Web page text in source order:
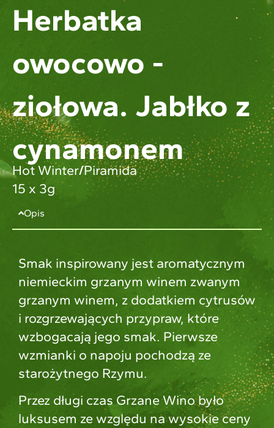
Herbatka
owocowo -
ziołowa. Jabłko z
cynamonem
Hot Winter/Piramida
15 x 3g
Opis
Smak inspirowany jest aromatycznym
niemieckim grzanym winem zwanym
grzanym winem, z dodatkiem cytrusów
i rozgrzewających przypraw, które
wzbogacają jego smak. Pierwsze
wzmianki o napoju pochodzą ze
starożytnego Rzymu.
Przez długi czas Grzane Wino było
luksusem ze względu na wysokie ceny